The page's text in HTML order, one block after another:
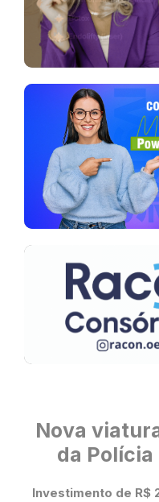
Nova
da Polícia
Investimento de R$